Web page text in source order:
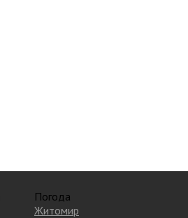
Погода
Житомир